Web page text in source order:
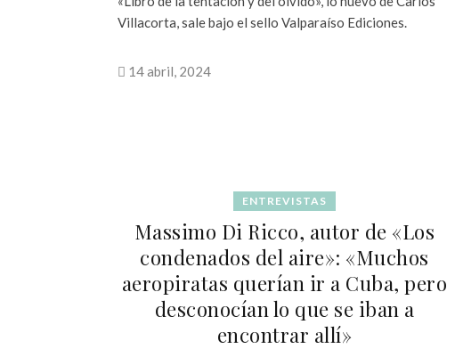
Villacorta, sale bajo el sello Valparaíso Ediciones.
14 abril, 2024
ENTREVISTAS
Massimo Di Ricco, autor de «Los
condenados del aire»: «Muchos
aeropiratas querían ir a Cuba, pero
desconocían lo que se iban a
encontrar allí»